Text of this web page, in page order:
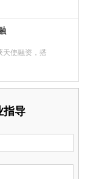
使融资，搭
指导